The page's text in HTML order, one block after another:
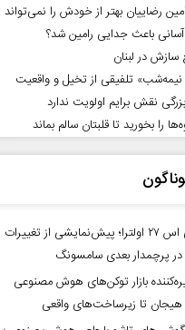
رضاییان بهتر از خودش را نمی‌تواند
باعث جدایی رامین شد؟
سازش در لبنان
نیمه‌شب» تلفیقی از تخیل و واقعیت
نقش برایم اولویت ندارد
را بخورید تا قلبتان سالم بماند
گلکسی اس ۲۷ اولترا؛ پیش‌نمایشی از تغییرات
در پرچمدار بعدی سامسونگ
بازار توکن‌های هوش مصنوعی